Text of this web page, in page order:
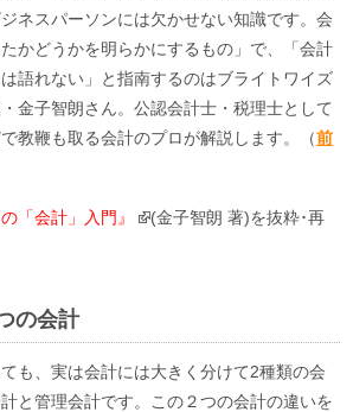
ネスパーソンには欠かせない知識です。会
かどうかを明らかにするもの」で、「会計
語れない」と指南するのはブライトワイズ
金子智朗さん。公認会計士・税理士として
教鞭も取る会計のプロが解説します。（前
の「会計」入門 』
(金子智朗 著)を抜粋･再
の会計
ても、実は会計には大きく分けて2種類の会
と管理会計です。この２つの会計の違いを